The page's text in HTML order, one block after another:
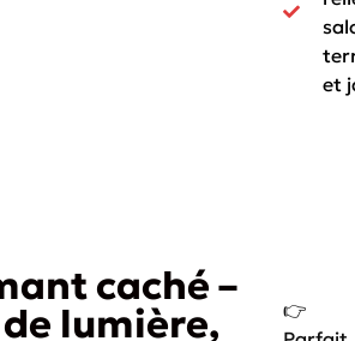
et
caché –
lumière,
👉